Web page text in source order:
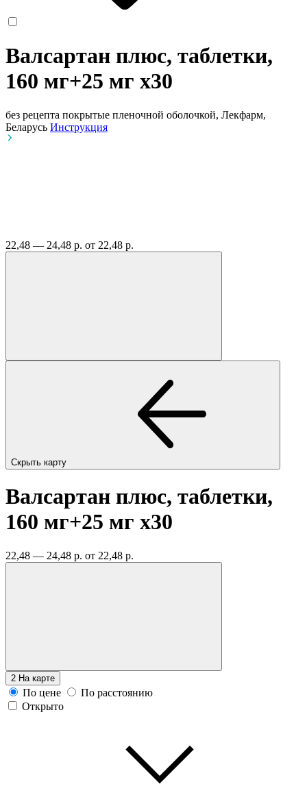
Валсартан плюс, таблетки,
160 мг+25 мг x30
без рецепта покрытые пленочной оболочкой, Лекфарм,
Беларусь Инструкция
22,48 — 24,48 р. от 22,48 р.
Скрыть карту
Валсартан плюс, таблетки,
160 мг+25 мг x30
22,48 — 24,48 р. от 22,48 р.
2 На карте
По цене
По расстоянию
Открыто